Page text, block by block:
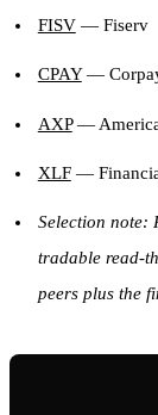
FISV— Fiserv
CPAY—
AXP—
XLF—
Selection note:
tradable read-
peers plus the